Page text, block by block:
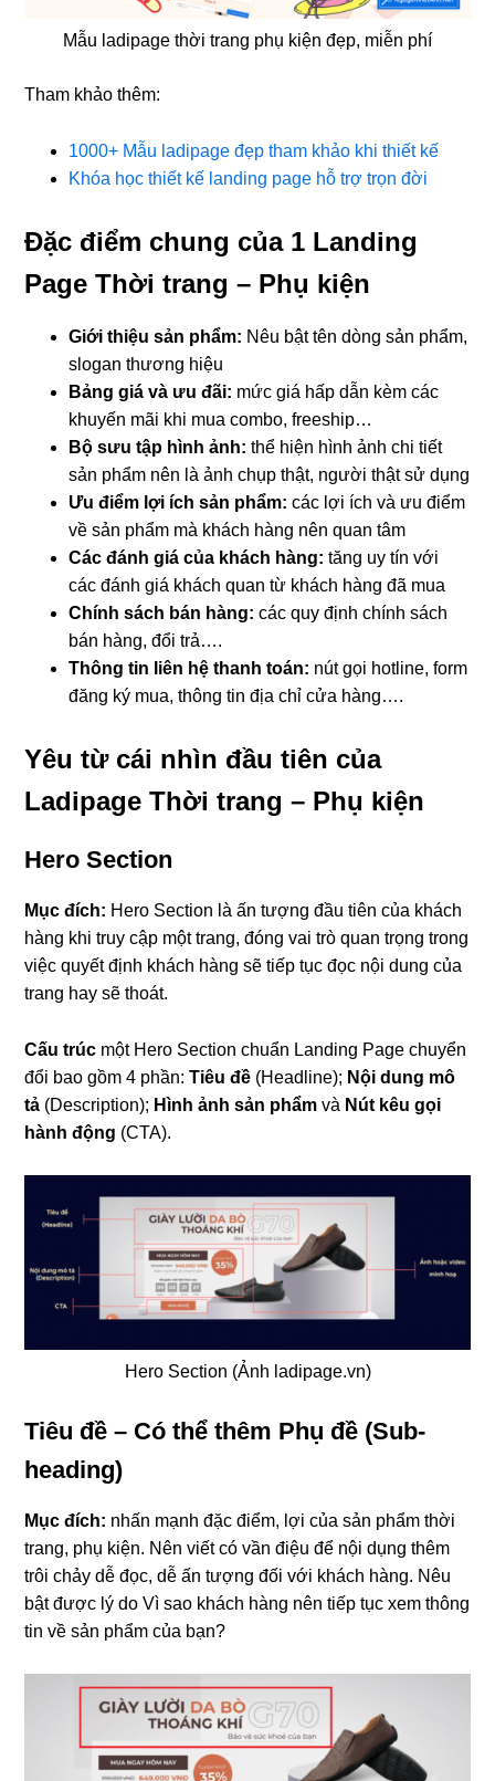
Mẫu ladipage thời trang phụ kiện đẹp, miễn phí
Tham khảo thêm:
1000+ Mẫu ladipage đẹp tham khảo khi thiết kế
Khóa học thiết kế landing page hỗ trợ trọn đời
Đặc điểm chung của 1 Landing
Page Thời trang – Phụ kiện
Giới thiệu sản phẩm: Nêu bật tên dòng sản phẩm,
slogan thương hiệu
Bảng giá và ưu đãi: mức giá hấp dẫn kèm các
khuyến mãi khi mua combo, freeship…
Bộ sưu tập hình ảnh: thể hiện hình ảnh chi tiết
sản phẩm nên là ảnh chụp thật, người thật sử dụng
Ưu điểm lợi ích sản phẩm: các lợi ích và ưu điểm
về sản phẩm mà khách hàng nên quan tâm
Các đánh giá của khách hàng: tăng uy tín với
các đánh giá khách quan từ khách hàng đã mua
Chính sách bán hàng: các quy định chính sách
bán hàng, đổi trả….
Thông tin liên hệ thanh toán: nút gọi hotline, form
đăng ký mua, thông tin địa chỉ cửa hàng….
Yêu từ cái nhìn đầu tiên của
Ladipage Thời trang – Phụ kiện
Hero Section
Mục đích: Hero Section là ấn tượng đầu tiên của khách
hàng khi truy cập một trang, đóng vai trò quan trọng trong
việc quyết định khách hàng sẽ tiếp tục đọc nội dung của
trang hay sẽ thoát.
Cấu trúc một Hero Section chuẩn Landing Page chuyển
đổi bao gồm 4 phần:Tiêu đề (Headline); Nội dung mô
tả (Description); Hình ảnh sản phẩm và Nút kêu gọi
hành động (CTA).
Hero Section (Ảnh ladipage.vn)
Tiêu đề – Có thể thêm Phụ đề (Sub-
heading)
Mục đích: nhấn mạnh đặc điểm, lợi của sản phẩm thời
trang, phụ kiện. Nên viết có vần điệu để nội dụng thêm
trôi chảy dễ đọc, dễ ấn tượng đối với khách hàng. Nêu
bật được lý do Vì sao khách hàng nên tiếp tục xem thông
tin về sản phẩm của bạn?